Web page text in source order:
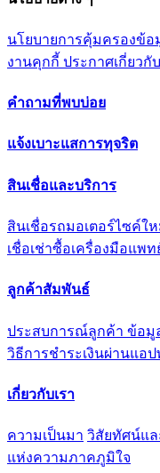
นโยบายการคุ้มครองข้
งานคุกกี้ ประกาศเกี่ยวกั
คำถามที่พบบ่อย
แจ้งเบาะแสการทุจริต
สินเชื่อและบริการ
สินเชื่อรถมอเตอร์ไซค์ใ
เชื่อเช่าซื้อเครื่องมือแพท
ลูกค้าสัมพันธ์
ประสบการณ์ลูกค้า ข้อมู
วิธีการชำระเงินผ่านแอ
เกี่ยวกับเรา
ความเป็นมา วิสัยทัศน์แ
แห่งความภาคภูมิใจ